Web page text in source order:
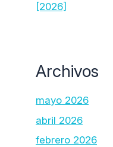
[2026]
Archivos
mayo 2026
abril 2026
febrero 2026